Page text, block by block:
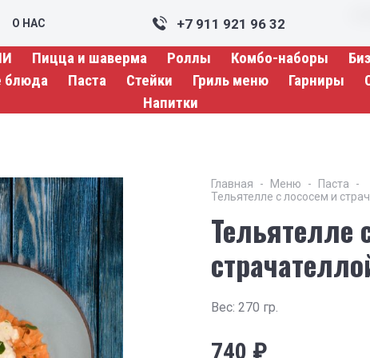
О НАС +7 911 921 96 32
Пицца и шаверма Роллы Комбо-наборы
блюда
Паста Стейки Гриль меню Гарниры
Напитки
Главная Меню
Паста
Тельятелле с лососем и
Тельятелле
Вес: 270 гр.
740 ₽